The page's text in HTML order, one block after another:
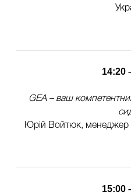
14:20
GEA – ваш
Юрій Войтюк, менеджер
15:00